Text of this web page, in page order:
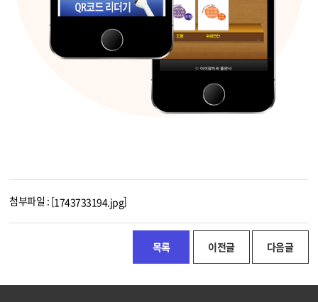
첨부파일 : [1743733194.jpg]
목록 이전글 다음글